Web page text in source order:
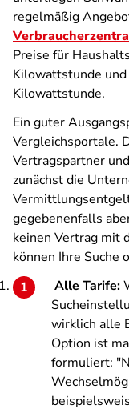
regelmäßig
Preise für
Kilowattstunde
Kilowattstunde.
Ein guter
Vergleichsportale.
Vertragspartner
zunächst die
gegebenenfalls
keinen Vertrag mit
können Ihre Suche
Alle Tarife:
wirklich alle
Option ist
formuliert: